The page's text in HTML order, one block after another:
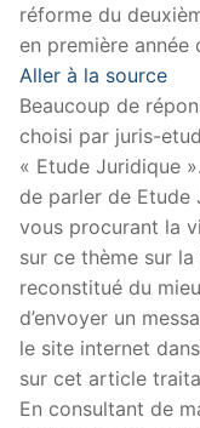
réforme du
en première
Aller à la source
Beaucoup de
choisi par juris-
« Etude Juridique
de parler de Etude
vous procurant la
sur ce thème sur
reconstitué du
d’envoyer un
le site internet
sur cet article
En consultant de